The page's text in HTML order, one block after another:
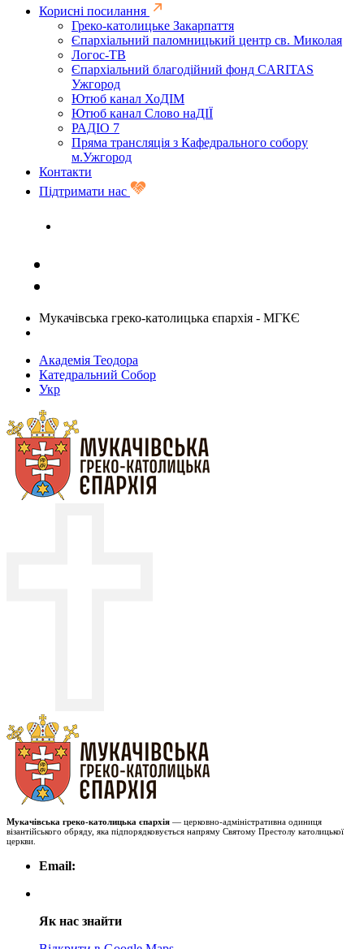
Корисні посилання
Греко-католицьке Закарпаття
Єпархіальний паломницький центр св. Миколая
Логос-ТВ
Єпархіальний благодійний фонд CARITAS
Ужгород
Ютюб канал ХоДІМ
Ютюб канал Слово наДІЇ
РАДІО 7
Пряма трансляція з Кафедрального собору
м.Ужгород
Контакти
Підтримати нас
Мукачівська греко-католицька єпархія - МГКЄ
Академія Теодора
Катедральний Собор
Укр
Мукачівська греко-католицька єпархія — церковно-адміністративна одиниця
візантійського обряду, яка підпорядковується напряму Святому Престолу католицької
церкви.
Email:
Як нас знайти